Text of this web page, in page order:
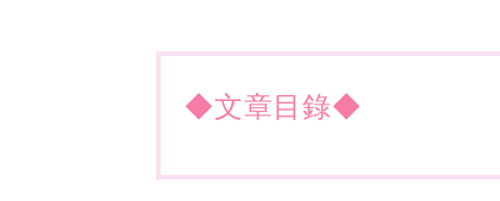
◆文章目錄◆